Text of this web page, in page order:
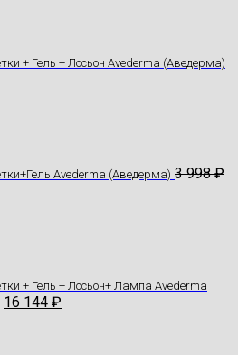
+ Гель + Лосьон Avederma (Аведерма)
Avederma (Аведерма) 3 998₽
+ Гель + Лосьон+ Лампа Avederma
16 144 ₽